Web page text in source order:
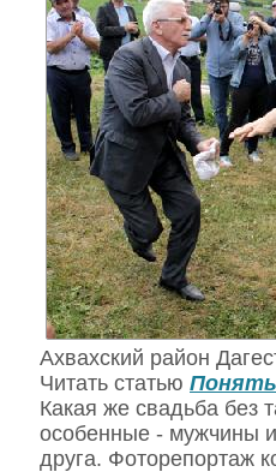
Ахвахский район
Читать статью
Какая же свадьба без
особенные - мужчины
друга. Фоторепортаж